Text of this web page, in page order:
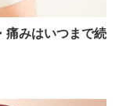
痛みはいつまで続